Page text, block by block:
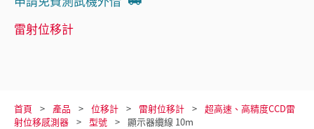
雷射位移計
首頁 產品 位移計 雷射位移計
超高速、高精度CCD雷
射位移感測器
型號 顯示器纜線 10m